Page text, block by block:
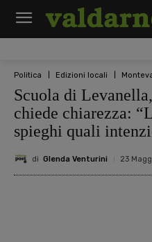
Politica Edizioni locali
Scuola di
chiede chiarezza:
spieghi quali
di Glenda Venturini 23